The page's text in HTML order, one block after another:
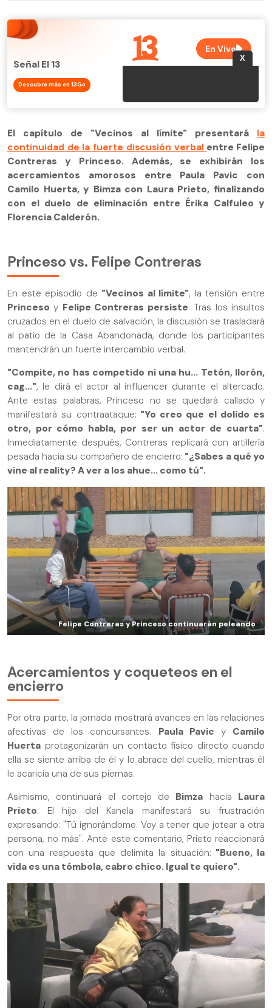
Señal El 13
Descubre más en 13Go
El capítulo de "Vecinos al límite" presentará la
continuidad de la fuerte discusión verbal entre Felipe
Contreras y Princeso. Además, se exhibirán los
acercamientos amorosos entre Paula Pavic con
Camilo Huerta, y Bimza con Laura Prieto, finalizando
con el duelo de eliminación entre Érika Calfuleo y
Florencia Calderón.
Princeso vs. Felipe Contreras
En este episodio de "Vecinos al límite", la tensión entre
Princeso y Felipe Contreras persiste. Tras los insultos
cruzados en el duelo de salvación, la discusión se trasladará
al patio de la Casa Abandonada, donde los participantes
mantendrán un fuerte intercambio verbal.
"Compite, no has competido ni una hu... Tetón, llorón,
cag...", le dirá el actor al influencer durante el altercado.
Ante estas palabras, Princeso no se quedará callado y
manifestará su contraataque: "Yo creo que el dolido es
otro, por cómo habla, por ser un actor de cuarta".
Inmediatamente después, Contreras replicará con artillería
pesada hacia su compañero de encierro: "¿Sabes a qué yo
vine al reality? A ver a los ahue... como tú".
Felipe Contreras y Princeso continuarán peleando
Acercamientos y coqueteos en el
encierro
Por otra parte, la jornada mostrará avances en las relaciones
afectivas de los concursantes. Paula Pavic y Camilo
Huerta protagonizarán un contacto físico directo cuando
ella se siente arriba de él y lo abrace del cuello, mientras él
le acaricia una de sus piernas.
Asimismo, continuará el cortejo de Bimza hacia Laura
Prieto. El hijo del Kanela manifestará su frustración
expresando: "Tú ignorándome. Voy a tener que jotear a otra
persona, no más". Ante este comentario, Prieto reaccionará
con una respuesta que delimita la situación: "Bueno, la
vida es una tómbola, cabro chico. Igual te quiero".